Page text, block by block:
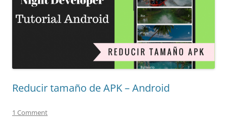
Reducir tamaño de APK – Android
1 Comment